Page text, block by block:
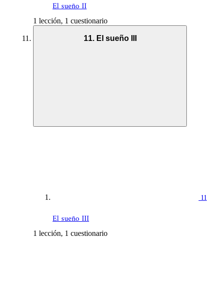
El sueño II
1 lección, 1 cuestionario
11. El sueño III
11
El sueño III
1 lección, 1 cuestionario